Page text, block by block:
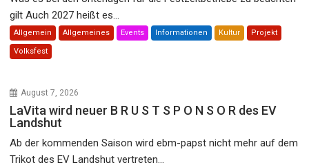
gilt Auch 2027 heißt es...
Allgemein Allgemeines Events Informationen Kultur Projekt
Volksfest
August 7, 2026
LaVita wird neuer B R U S T S P O N S O R des EV
Landshut
Ab der kommenden Saison wird ebm-papst nicht mehr auf dem
Trikot des EV Landshut vertreten...